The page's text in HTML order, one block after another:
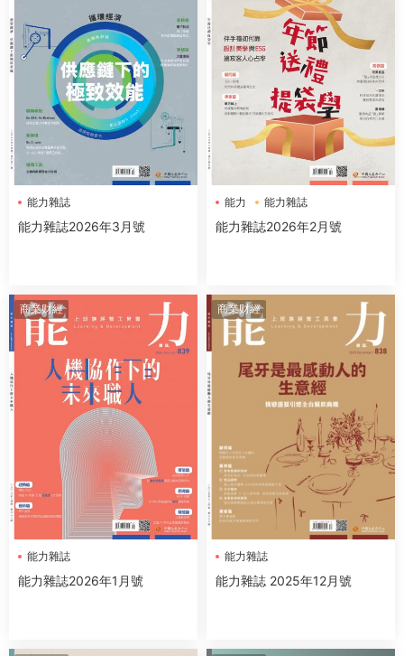
能力雜誌
能力雜誌2026年3月號
能力 能力雜誌
能力雜誌2026年2月號
商業财經
能力雜誌
能力雜誌2026年1月號
商業财經
能力雜誌
能力雜誌 2025年12月號